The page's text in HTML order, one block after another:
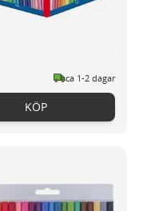
ca 1-2 dagar
KÖP